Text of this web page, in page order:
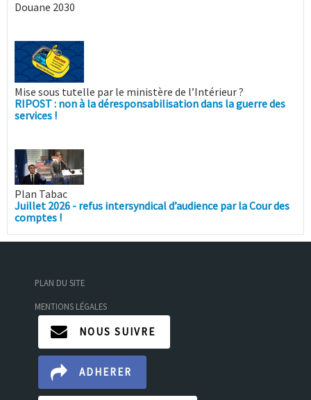
Douane 2030
Mise sous tutelle par le ministère de l’Intérieur ?
RIPOST : non à la déresponsabilisation dans la guerre des
services !
Plan Tabac
Juillet 2026 - refus intersyndical d’audience par la Cour des
comptes !
PLAN DU SITE
MENTIONS LÉGALES
NOUS SUIVRE
ADHERER